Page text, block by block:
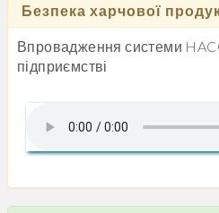
Безпека харчової
Впровадження системи
підприємстві